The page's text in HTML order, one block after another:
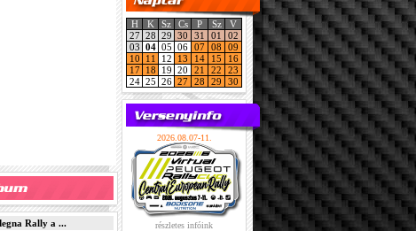
Rally a ...
H K Sz Cs P Sz
V
27 28 29 30 31 01
02
03 04 05 06 07 08
09
10
11 12 13 14 15
16
17
18 19 20 21 22
23
24 25 26 27 28 29 30
2026.08.07-11.
részletes infóink